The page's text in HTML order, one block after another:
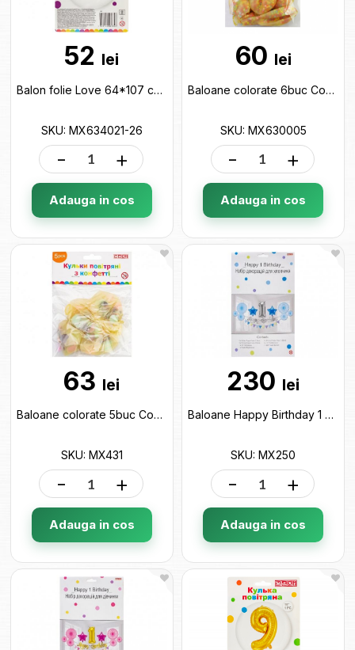
52 lei
Balon folie Love 64*107 cm MX634021-26
SKU: MX634021-26
- +
Adauga in cos
60 lei
Baloane colorate 6buc Confetti mix Maxi MX630005
SKU: MX630005
- +
Adauga in cos
63 lei
Baloane colorate 5buc Confetti color Maxi MX431
SKU: MX431
- +
Adauga in cos
230 lei
Baloane Happy Birthday 1 baieti MX250
SKU: MX250
- +
Adauga in cos